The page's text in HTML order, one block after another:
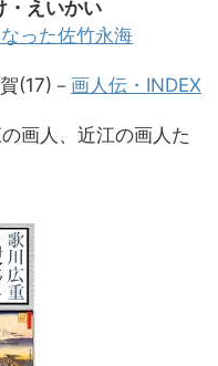
えいかい
った佐竹永海
(17)－ 画人伝・INDEX
画人、近江の画人た